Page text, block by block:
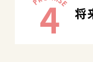
4 将